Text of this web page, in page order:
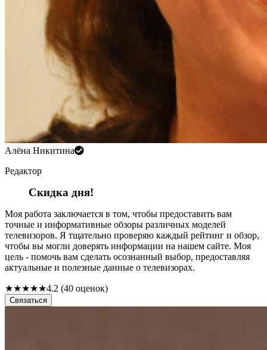
Алёна Никитина
Редактор
Скидка дня!
Моя работа заключается в том, чтобы предоставить вам
точные и информативные обзоры различных моделей
телевизоров. Я тщательно проверяю каждый рейтинг и обзор,
чтобы вы могли доверять информации на нашем сайте. Моя
цель - помочь вам сделать осознанный выбор, предоставляя
актуальные и полезные данные о телевизорах.
★★★★★4.2 (40 оценок)
Связаться